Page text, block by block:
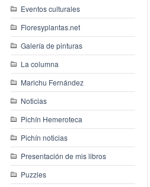
Eventos culturales
Floresyplantas.net
Galería de pinturas
La columna
Marichu Fernández
Noticias
Pichín Hemeroteca
Pichín noticias
Presentación de mis libros
Puzzles